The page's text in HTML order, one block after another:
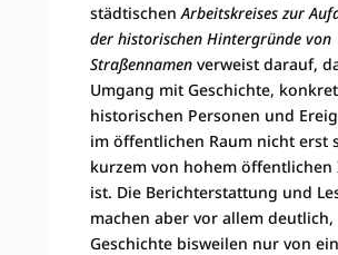
städtischen Arbeitskreises zur
der historischen Hintergründe von
Straßennamenverweist darauf,
Umgang mit Geschichte,
historischen Personen und
im öffentlichen Raum nicht erst
kurzem von hohem öffentlichen
ist. Die Berichterstattung und
machen aber vor allem deutlich,
Geschichte bisweilen nur von